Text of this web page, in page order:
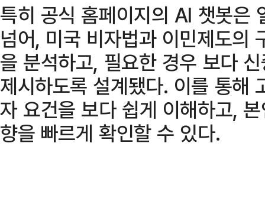
특히 공식 홈페이지의 AI 챗봇은
넘어, 미국 비자법과 이민제도의
을 분석하고, 필요한 경우 보다
제시하도록 설계됐다. 이를 통해
자 요건을 보다 쉽게 이해하고,
향을 빠르게 확인할 수 있다.